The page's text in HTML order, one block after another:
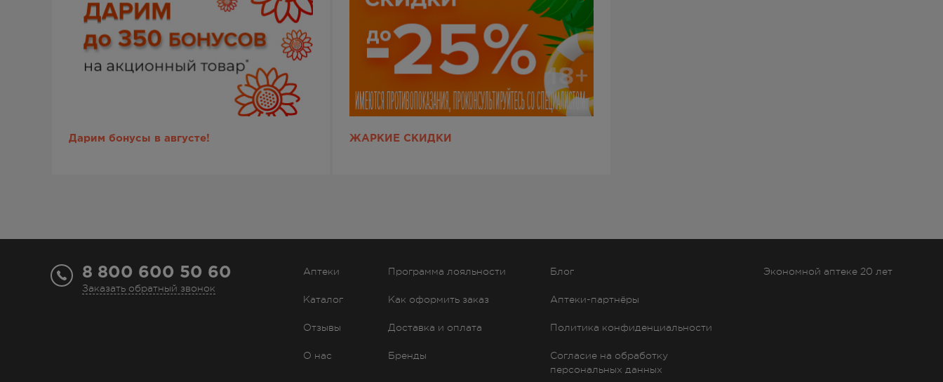
Дарим бонусы в августе! ЖАРКИЕ СКИДКИ
8 800 600 50 60
Заказать обратный звонок
Аптеки
Каталог
Отзывы
О нас
Программа лояльности
Как оформить заказ
Доставка и оплата
Бренды
Блог
Аптеки-партнёры
Политика конфиденциальности
Согласие на обработку
персональных данных
Экономной аптеке 20 лет